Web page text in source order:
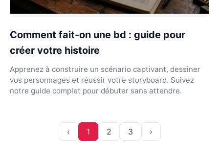
Comment fait-on une bd : guide pour
créer votre histoire
Apprenez à construire un scénario captivant, dessiner
vos personnages et réussir votre storyboard. Suivez
notre guide complet pour débuter sans attendre.
‹ 1 2 3 ›